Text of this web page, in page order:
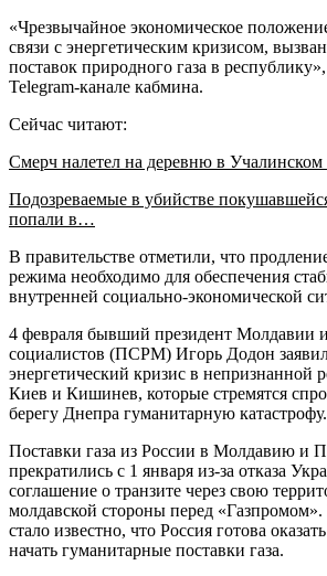
«Чрезвычайное экономическое
связи с энергетическим кризисом,
поставок природного газа в
Telegram-канале кабмина.
Сейчас читают:
Смерч налетел на деревню в
Подозреваемые в убийстве
попали в…
В правительстве отметили, что
режима необходимо для обеспечения
внутренней социально-экономической
4 февраля бывший президент Молдавии
социалистов (ПСРМ) Игорь Додон
энергетический кризис в непризнанной
Киев и Кишинев, которые стремятся
берегу Днепра гуманитарную катастрофу.
Поставки газа из России в Молдавию и
прекратились с 1 января из-за отказа
соглашение о транзите через свою
молдавской стороны перед «Газпромом».
стало известно, что Россия готова
начать гуманитарные поставки газа.